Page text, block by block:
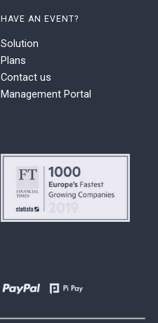
HAVE AN EVENT?
Solution
Plans
Contact us
Management Portal